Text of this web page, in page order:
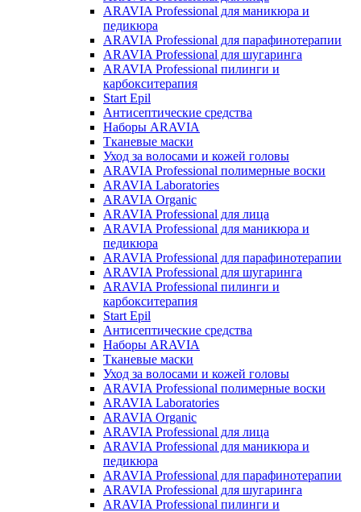
ARAVIA Professional для маникюра и
педикюра
ARAVIA Professional для парафинотерапии
ARAVIA Professional для шугаринга
ARAVIA Professional пилинги и
карбокситерапия
Start Epil
Антисептические средства
Наборы ARAVIA
Тканевые маски
Уход за волосами и кожей головы
ARAVIA Professional полимерные воски
ARAVIA Laboratories
ARAVIA Organic
ARAVIA Professional для лица
ARAVIA Professional для маникюра и
педикюра
ARAVIA Professional для парафинотерапии
ARAVIA Professional для шугаринга
ARAVIA Professional пилинги и
карбокситерапия
Start Epil
Антисептические средства
Наборы ARAVIA
Тканевые маски
Уход за волосами и кожей головы
ARAVIA Professional полимерные воски
ARAVIA Laboratories
ARAVIA Organic
ARAVIA Professional для лица
ARAVIA Professional для маникюра и
педикюра
ARAVIA Professional для парафинотерапии
ARAVIA Professional для шугаринга
ARAVIA Professional пилинги и